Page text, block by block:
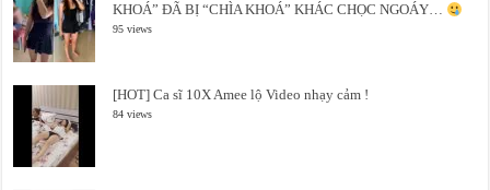
KHOÁ” ĐÃ BỊ “CHÌA KHOÁ” KHÁC CHỌC NGOÁY…
95 views
[HOT] Ca sĩ 10X Amee lộ Video nhạy cảm !
84 views